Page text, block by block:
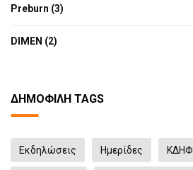
Preburn (3)
DIMEN (2)
ΔΗΜΟΦΙΛΉ TAGS
Eκδηλώσεις Ημερίδες ΚΔΗΦ